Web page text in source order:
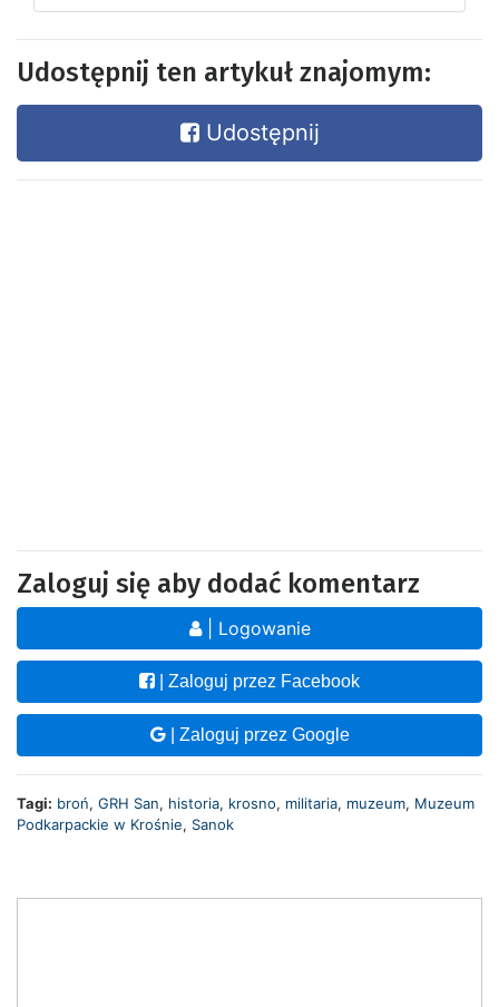
Udostępnij ten artykuł znajomym:
Udostępnij
Zaloguj się aby dodać komentarz
| Logowanie
| Zaloguj przez Facebook
| Zaloguj przez Google
Tagi: broń, GRH San, historia, krosno, militaria, muzeum, Muzeum
Podkarpackie w Krośnie, Sanok